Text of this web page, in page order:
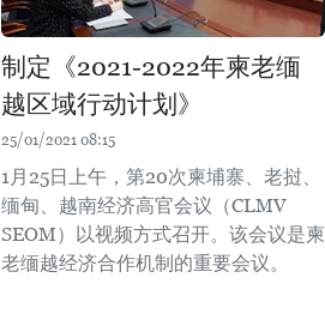
制定《2021-2022年柬老缅
越区域行动计划》
25/01/2021 08:15
1月25日上午，第20次柬埔寨、老挝、
缅甸、越南经济高官会议（CLMV
SEOM）以视频方式召开。该会议是柬
老缅越经济合作机制的重要会议。